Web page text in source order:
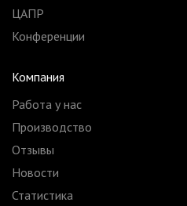
ЦАПР
Конференции
Компания
Работа у нас
Производство
Отзывы
Новости
Статистика